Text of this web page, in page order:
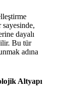
dayalı
Bu tür
adına
Altyapı